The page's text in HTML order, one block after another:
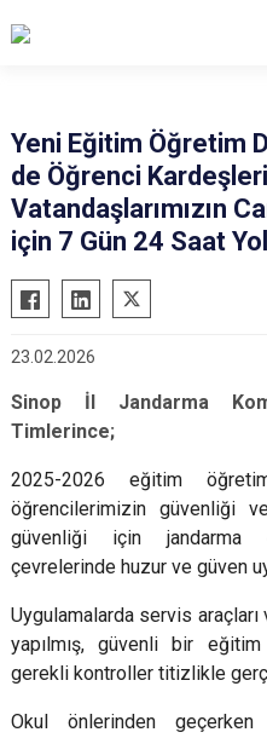
Yeni Eğitim Öğretim
de Öğrenci
Vatandaşlarımızın
için 7 Gün 24 Saat
23.02.2026
Sinop İl Jandarma
Timlerince;
2025-2026 eğitim
öğrencilerimizin güvenliği
güvenliği için jandarma
çevrelerinde huzur ve güven
Uygulamalarda servis
yapılmış, güvenli bir
gerekli kontroller titizlikle
Okul önlerinden